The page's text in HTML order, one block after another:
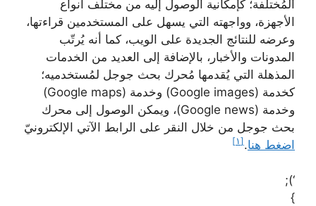
المُختلفة؛ كإمكانية الوصول إليه من مختلف أنواع
الأجهزة، وواجهته التي يسهل على المستخدمين قراءتها،
وعرضه للنتائج الجديدة على الويب، كما أنه يُرتّب
المدونات والأخبار، بالإضافة إلى العديد من الخدمات
المذهلة التي يُقدمها مُحرك بحث جوجل لمُستخدميه؛
كخدمة (Google images) وخدمة (Google maps)
وخدمة (Google news)، ويمكن الوصول إلى محرك
بحث جوجل من خلال النقر على الرابط الآتي الإلكترونيّ
اضغط هنا. [١]
‘);
}